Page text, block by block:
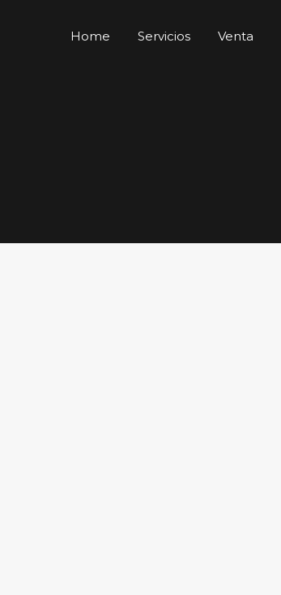
Home Servicios Venta